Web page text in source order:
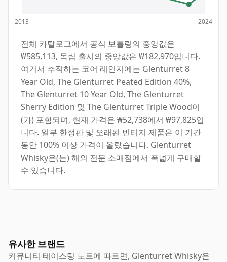
2013 2024
전체 카탈로그에서 공식 보틀링의 중앙값은
₩585,113, 독립 출시의 중앙값은 ₩182,970입니다.
여기서 추적하는 코어 레인지에는 Glenturret 8
Year Old, The Glenturret Peated Edition 40%,
The Glenturret 10 Year Old, The Glenturret
Sherry Edition 및 The Glenturret Triple Wood이
(가) 포함되며, 현재 가격은 ₩52,738에서 ₩97,825입
니다. 일부 한정판 및 오래된 빈티지 제품은 이 기간
동안 100% 이상 가격이 올랐습니다. Glenturret
Whisky은(는) 해외 전문 소매점에서 폭넓게 구매할
수 있습니다.
유사한 브랜드
커뮤니티 테이스팅 노트에 따르면, Glenturret Whisky은